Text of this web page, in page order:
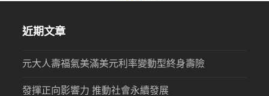
近期文章
元大人壽福氣美滿美元利率變動型終身壽險
發揮正向影響力 推動社會永續發展